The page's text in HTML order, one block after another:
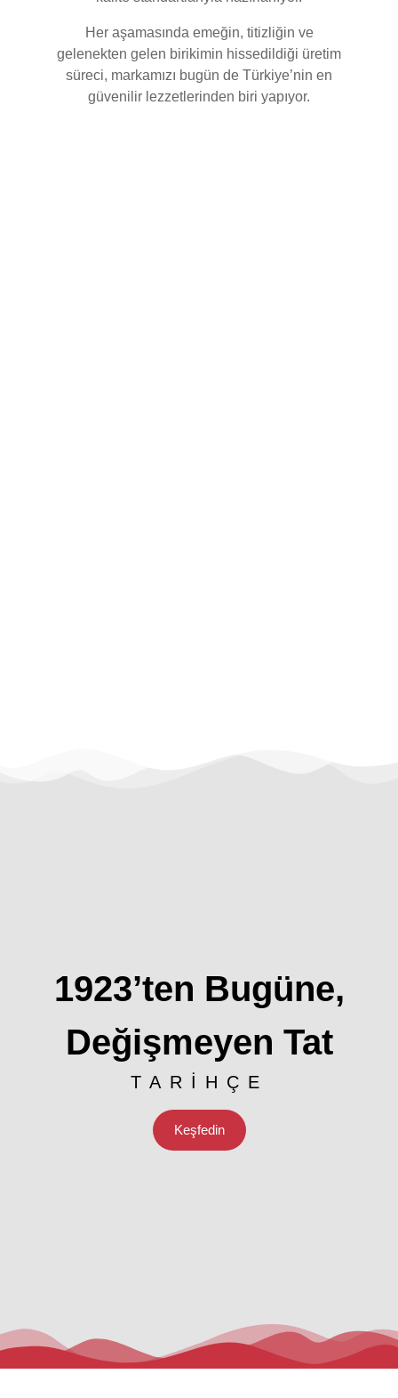
Her aşamasında emeğin, titizliğin ve
gelenekten gelen birikimin hissedildiği üretim
süreci, markamızı bugün de Türkiye’nin en
güvenilir lezzetlerinden biri yapıyor.
1923’ten Bugüne,
Değişmeyen Tat
TARİHÇE
Keşfedin